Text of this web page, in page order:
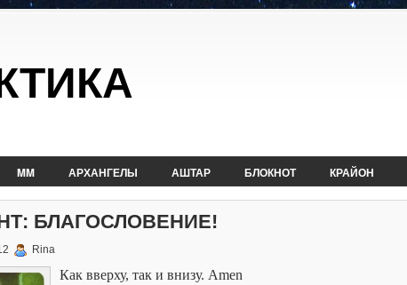
MM АРХАНГЕЛЫ АШТАР БЛОКНОТ КРАЙОН
БЛАГОСЛОВЕНИЕ!
Rina
Как вверху, так и внизу. Amen